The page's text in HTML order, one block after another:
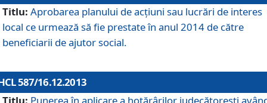
Titlu: Aprobarea planului de acţiuni sau lucrări de interes
local ce urmează să fie prestate în anul 2014 de către
beneficiarii de ajutor social.
587/16.12.2013